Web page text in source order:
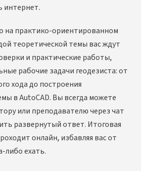
интернет.
на практико-ориентированном
теоретической темы вас ждут
и практические работы,
рабочие задачи геодезиста: от
хода до построения
в AutoCAD. Вы всегда можете
или преподавателю через чат
развернутый ответ. Итоговая
онлайн, избавляя вас от
либо ехать.